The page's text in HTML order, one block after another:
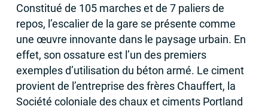
Constitué de 105 marches et de 7 paliers de
repos, l’escalier de la gare se présente comme
une œuvre innovante dans le paysage urbain. En
effet, son ossature est l’un des premiers
exemples d’utilisation du béton armé. Le ciment
provient de l’entreprise des frères Chauffert, la
Société coloniale des chaux et ciments Portland